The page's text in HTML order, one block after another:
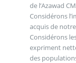
de l’Azawad
Considérons
acquis de
Considérons
expriment
des